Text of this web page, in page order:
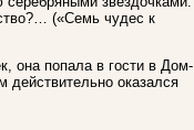
(«Семь чудес к
она попала в гости в Дом-
оказался